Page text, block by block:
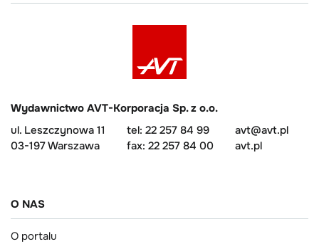
Wydawnictwo AVT-Korporacja Sp. z o.o.
ul. Leszczynowa 11
03-197 Warszawa
tel: 22 257 84 99
fax: 22 257 84 00
avt@avt.pl
avt.pl
O NAS
O portalu